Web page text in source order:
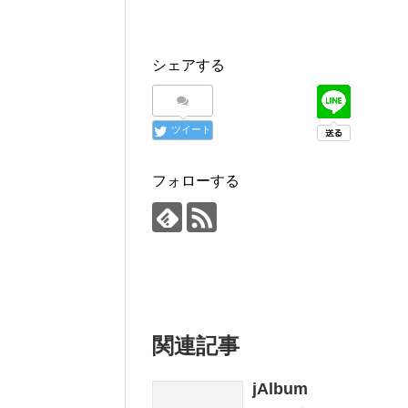
シェアする
ツイート
フォローする
関連記事
jAlbum